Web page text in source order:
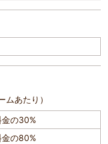
あたり）
の30%
の80%